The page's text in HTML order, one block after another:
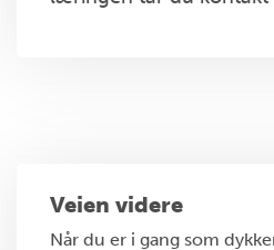
Veien videre
Når du er i gang som